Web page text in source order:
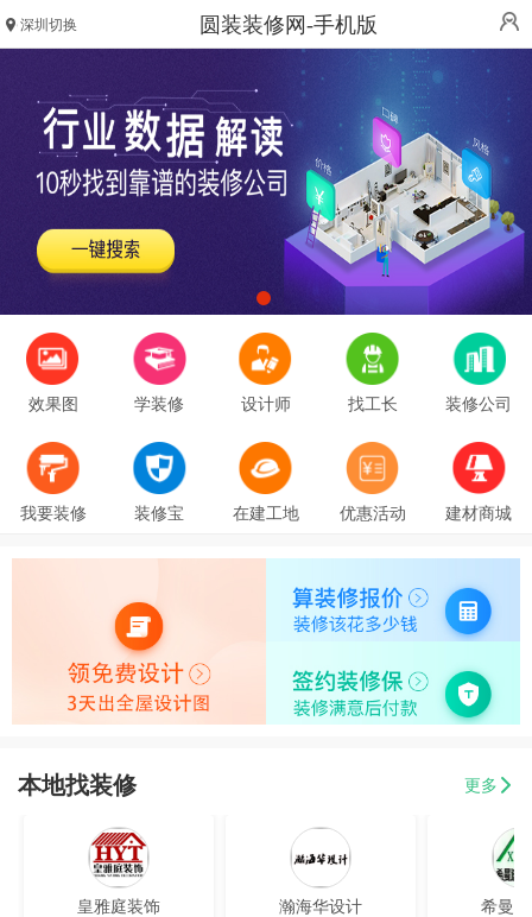
深圳切换 圆装装修网-手机版
效果图 学装修 设计师 找工长 装修公司
我要装修 装修宝 在建工地 优惠活动 建材商城
本地找装修 更多
皇雅庭装饰 瀚海华设计 希曼